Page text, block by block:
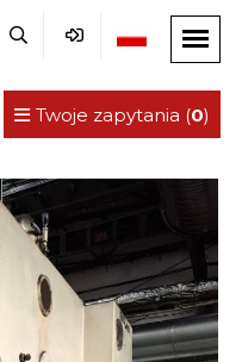
Twoje zapytania (0)